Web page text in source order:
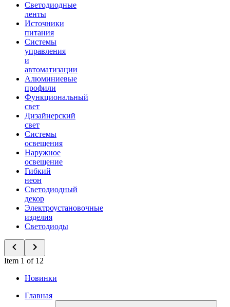
Светодиодные
ленты
Источники
питания
Системы
управления
и
автоматизации
Алюминиевые
профили
Функциональный
свет
Дизайнерский
свет
Системы
освещения
Наружное
освещение
Гибкий
неон
Светодиодный
декор
Электроустановочные
изделия
Светодиоды
Item 1 of 12
Новинки
Главная